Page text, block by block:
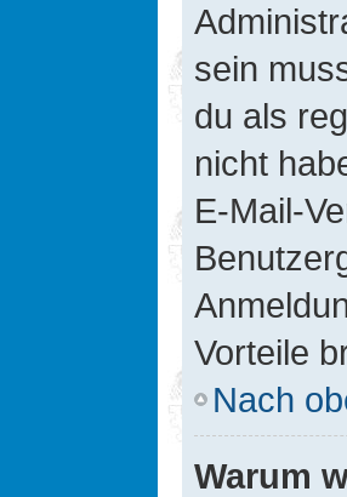
sein
du als
nicht
E-Mail-
Vorteile
Nach
Warum